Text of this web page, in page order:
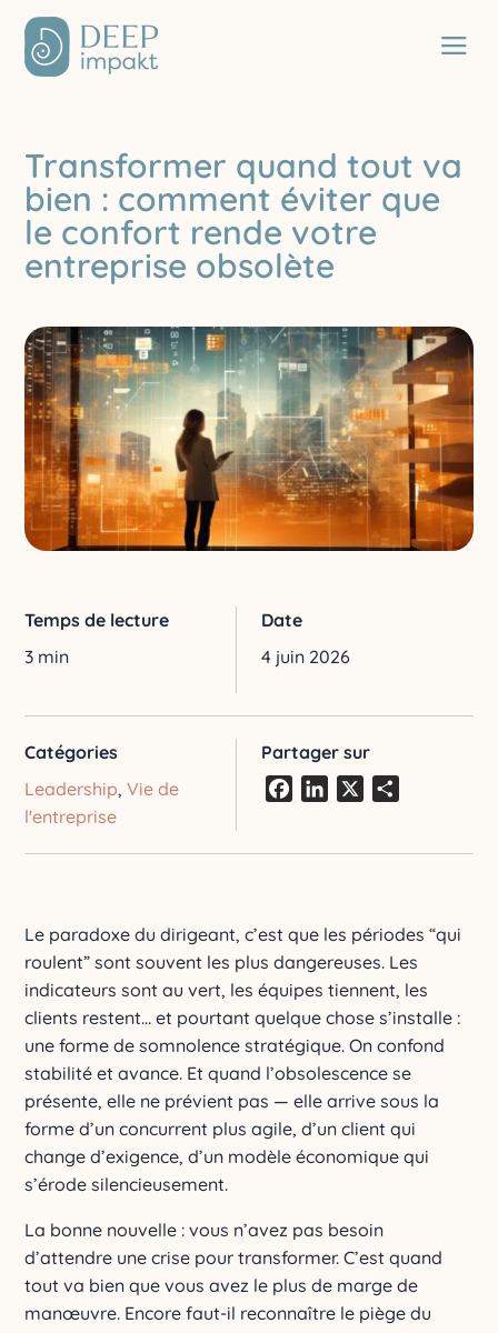
a
Transformer quand tout va
bien : comment éviter que
le confort rende votre
entreprise obsolète
Temps de lecture
3 min
Date
4 juin 2026
Catégories
Leadership,Vie de
l'entreprise
Partager sur
FacebookLinkedIn
Le paradoxe du dirigeant, c’est que les périodes “qui
roulent” sont souvent les plus dangereuses. Les
indicateurs sont au vert, les équipes tiennent, les
clients restent… et pourtant quelque chose s’installe :
une forme de somnolence stratégique. On confond
stabilité et avance. Et quand l’obsolescence se
présente, elle ne prévient pas — elle arrive sous la
forme d’un concurrent plus agile, d’un client qui
change d’exigence, d’un modèle économique qui
s’érode silencieusement.
La bonne nouvelle : vous n’avez pas besoin
d’attendre une crise pour transformer. C’est quand
tout va bien que vous avez le plus de marge de
manœuvre. Encore faut-il reconnaître le piège du